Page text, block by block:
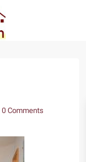
0 Comments